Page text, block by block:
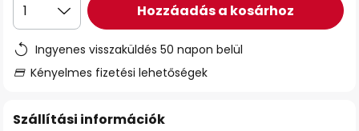
1 Hozzáadás a kosárhoz
Ingyenes visszaküldés 50 napon belül
Kényelmes fizetési lehetőségek
Szállítási információk